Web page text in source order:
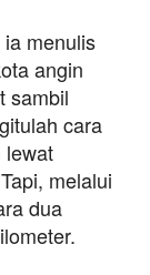
menulis
angin
sambil
cara
melalui
dua